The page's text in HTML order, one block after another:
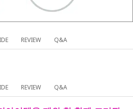
REVIEW Q&A
REVIEW Q&A